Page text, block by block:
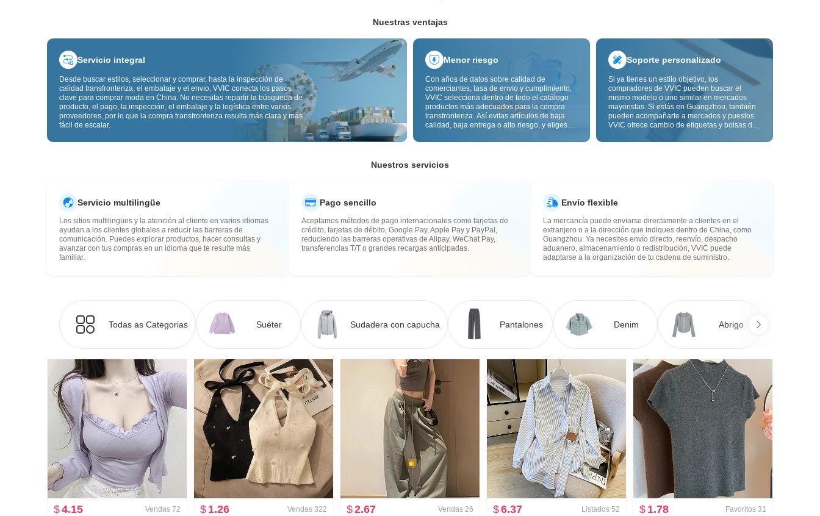
Nuestras ventajas
Servicio integral
Desde buscar estilos, seleccionar y comprar, hasta la inspección de
calidad transfronteriza, el embalaje y el envío, VVIC conecta los pasos
clave para comprar moda en China. No necesitas repartir la búsqueda de
producto, el pago, la inspección, el embalaje y la logística entre varios
proveedores, por lo que la compra transfronteriza resulta más clara y más
fácil de escalar.
Menor riesgo
Con años de datos sobre calidad de
comerciantes, tasa de envío y cumplimiento,
VVIC selecciona dentro de todo el catálogo
productos más adecuados para la compra
transfronteriza. Así evitas artículos de baja
calidad, baja entrega o alto riesgo, y eliges
calidad transfronteriza y las etiquetas de
aduana y posventa.
Soporte personalizado
Si ya tienes un estilo objetivo, los
compradores de VVIC pueden buscar el
mismo modelo o uno similar en mercados
mayoristas. Si estás en Guangzhou, también
pueden acompañarte a mercados y puestos.
VVIC ofrece cambio de etiquetas y bolsas de
imagen o muestra, para que tu compra sea
Nuestros servicios
Servicio multilingüe
Los sitios multilingües y la atención al cliente en varios idiomas
ayudan a los clientes globales a reducir las barreras de
comunicación. Puedes explorar productos, hacer consultas y
avanzar con tus compras en un idioma que te resulte más
familiar.
Pago sencillo
Aceptamos métodos de pago internacionales como tarjetas de
crédito, tarjetas de débito, Google Pay, Apple Pay y PayPal,
reduciendo las barreras operativas de Alipay, WeChat Pay,
transferencias T/T o grandes recargas anticipadas.
Envío flexible
La mercancía puede enviarse directamente a clientes en el
extranjero o a la dirección que indiques dentro de China, como
Guangzhou. Ya necesites envío directo, reenvío, despacho
aduanero, almacenamiento o redistribución, VVIC puede
adaptarse a la organización de tu cadena de suministro.
Todas as Categorias Suéter Sudadera con capucha Pantalones Denim Abrigo
$4.15 Vendas 72
$ 1.26 Vendas 322
$2.67 Vendas 26
$6.37 Listados 52
$ 1.78 Favoritos 31